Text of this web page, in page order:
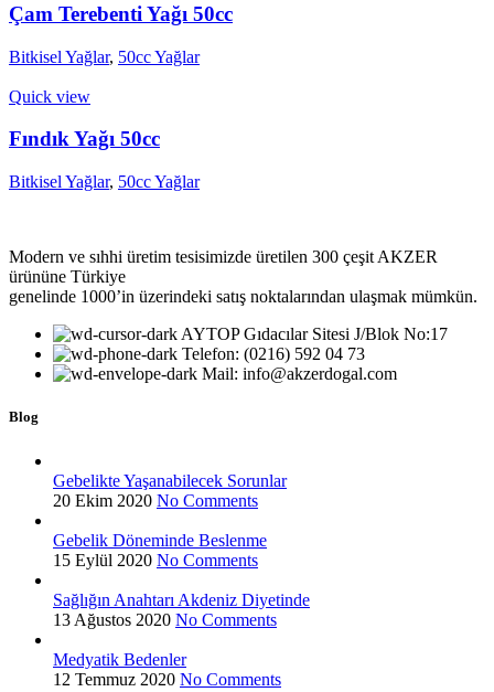
Çam Terebenti Yağı 50cc
Bitkisel Yağlar, 50cc Yağlar
Quick view
Fındık Yağı 50cc
Bitkisel Yağlar, 50cc Yağlar
Modern ve sıhhi üretim tesisimizde üretilen 300 çeşit AKZER
ürününe Türkiye
genelinde 1000’in üzerindeki satış noktalarından ulaşmak mümkün.
AYTOP Gıdacılar Sitesi J/Blok No:17
Telefon: (0216) 592 04 73
Mail: info@akzerdogal.com
Blog
Gebelikte Yaşanabilecek Sorunlar
20 Ekim 2020 No Comments
Gebelik Döneminde Beslenme
15 Eylül 2020 No Comments
Sağlığın Anahtarı Akdeniz Diyetinde
13 Ağustos 2020 No Comments
Medyatik Bedenler
12 Temmuz 2020 No Comments